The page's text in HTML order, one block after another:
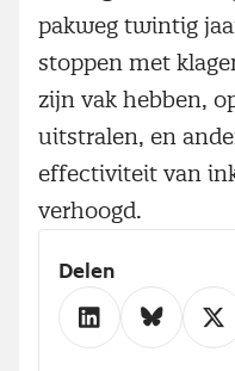
pakweg twintig
stoppen met
zijn vak hebben,
uitstralen, en
effectiviteit van
verhoogd.
Delen